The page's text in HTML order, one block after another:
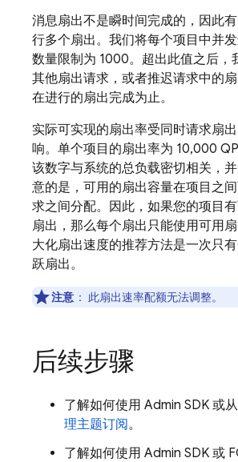
消息扇出不是瞬时间完成的，因此
行多个扇出。我们将每个项目中并
数量限制为 1000。超出此值之后，
其他扇出请求，或者推迟请求中的
在进行的扇出完成为止。
实际可实现的扇出率受同时请求扇
响。单个项目的扇出率为 10,000
该数字与系统的总负载密切相关，
意的是，可用的扇出容量在项目之
求之间分配。因此，如果您的项目
扇出，那么每个扇出只能使用可用
大化扇出速度的推荐方法是一次只
跃扇出。
注意 ： 此扇出速率配额无法调整。
后续步骤
了解如何使用 Admin SDK 或
理主题订阅。
了解如何使用 Admin SDK 或